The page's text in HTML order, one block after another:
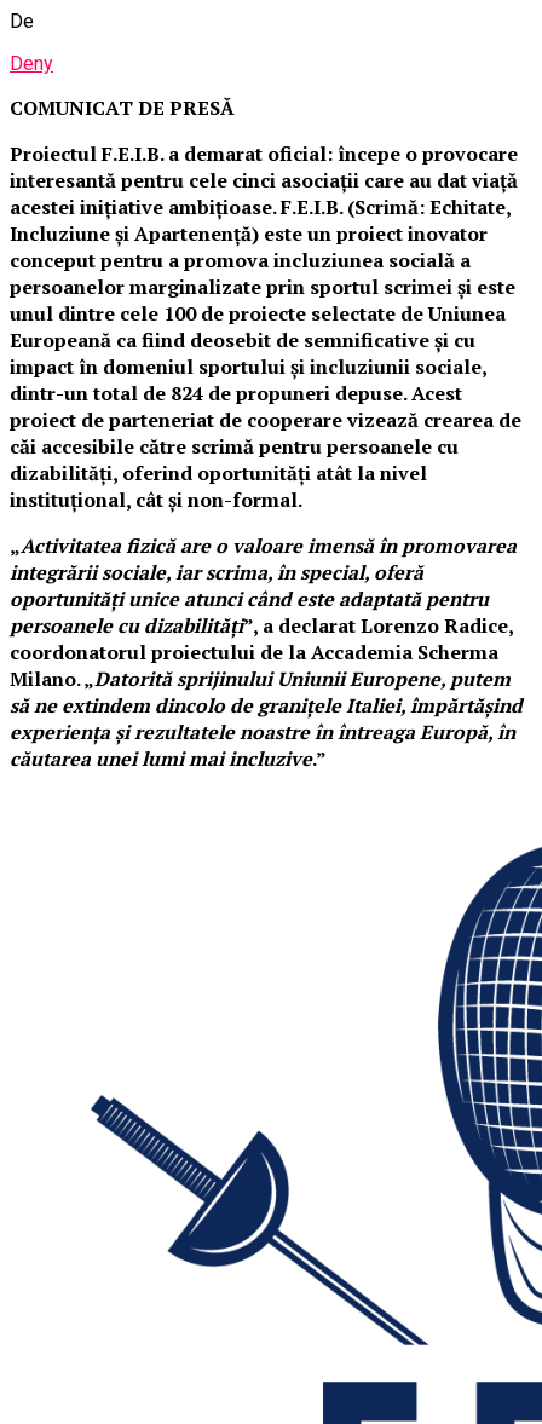
De
Deny
COMUNICAT DE PRESĂ
Proiectul F.E.I.B. a demarat oficial: începe o provocare
interesantă pentru cele cinci asociații care au dat viață
acestei inițiative ambițioase. F.E.I.B. (Scrimă: Echitate,
Incluziune și Apartenență) este un proiect inovator
conceput pentru a promova incluziunea socială a
persoanelor marginalizate prin sportul scrimei și este
unul dintre cele 100 de proiecte selectate de Uniunea
Europeană ca fiind deosebit de semnificative și cu
impact în domeniul sportului și incluziunii sociale,
dintr-un total de 824 de propuneri depuse. Acest
proiect de parteneriat de cooperare vizează crearea de
căi accesibile către scrimă pentru persoanele cu
dizabilități, oferind oportunități atât la nivel
instituțional, cât și non-formal.
„Activitatea fizică are o valoare imensă în promovarea
integrării sociale, iar scrima, în special, oferă
oportunități unice atunci când este adaptată pentru
persoanele cu dizabilități”, a declarat Lorenzo Radice,
coordonatorul proiectului de la Accademia Scherma
Milano. „Datorită sprijinului Uniunii Europene, putem
să ne extindem dincolo de granițele Italiei, împărtășind
experiența și rezultatele noastre în întreaga Europă, în
căutarea unei lumi mai incluzive.”